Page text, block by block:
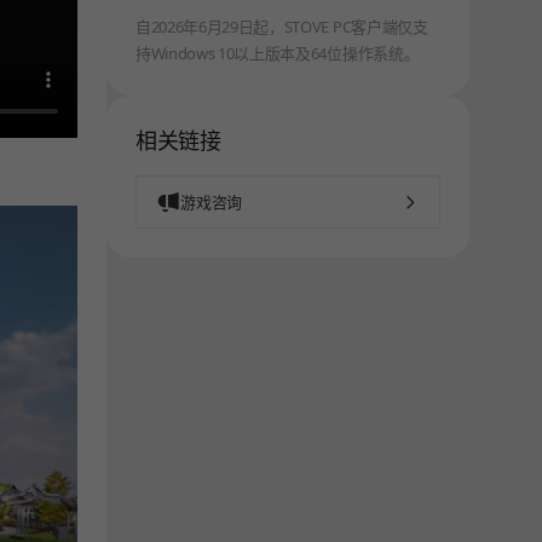
自2026年6月29日起，STOVE PC客户端仅支
持Windows 10以上版本及64位操作系统。
相关链接
游戏咨询